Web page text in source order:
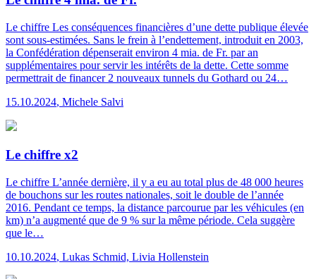
Le chiffre Les conséquences financières d’une dette publique élevée
sont sous-estimées. Sans le frein à l’endettement, introduit en 2003,
la Confédération dépenserait environ 4 mia. de Fr. par an
supplémentaires pour servir les intérêts de la dette. Cette somme
permettrait de financer 2 nouveaux tunnels du Gothard ou 24…
15.10.2024, Michele Salvi
Le chiffre x2
Le chiffre L’année dernière, il y a eu au total plus de 48 000 heures
de bouchons sur les routes nationales, soit le double de l’année
2016. Pendant ce temps, la distance parcourue par les véhicules (en
km) n’a augmenté que de 9 % sur la même période. Cela suggère
que le…
10.10.2024, Lukas Schmid, Livia Hollenstein